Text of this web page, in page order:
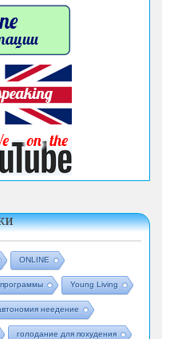
ONLINE
Young Living
неедение
голодание для похудения